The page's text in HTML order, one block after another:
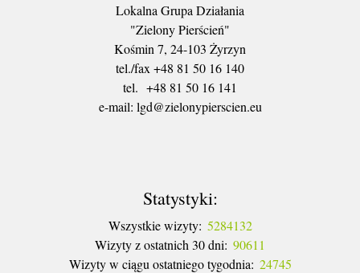
Lokalna Grupa Działania
"Zielony Pierścień"
Kośmin 7, 24-103 Żyrzyn
tel./fax +48 81 50 16 140
tel. +48 81 50 16 141
​e-mail: lgd@zielonypierscien.eu
Statystyki:
Wszystkie wizyty: 5284132
Wizyty z ostatnich 30 dni: 90611
Wizyty w ciągu ostatniego tygodnia: 24745